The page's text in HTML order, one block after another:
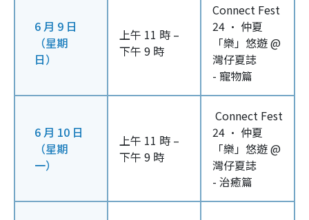
6 月 9 日
（星期
日）
上午 11 時 –
下午 9 時
Connect Fest
24 · 仲夏
「樂」悠遊 @
灣仔夏誌
- 寵物篇
6 月 10 日
（星期
一）
上午 11 時 –
下午 9 時
Connect Fest
24 · 仲夏
「樂」悠遊 @
灣仔夏誌
- 治癒篇